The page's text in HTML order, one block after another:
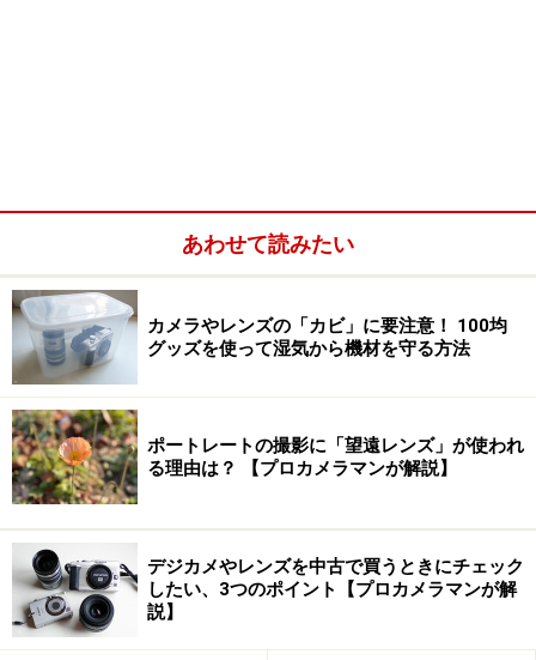
あわせて読みたい
カメラやレンズの「カビ」に要注意！ 100均
グッズを使って湿気から機材を守る方法
ポートレートの撮影に「望遠レンズ」が使われ
る理由は？ 【プロカメラマンが解説】
デジカメやレンズを中古で買うときにチェック
したい、3つのポイント【プロカメラマンが解
説】